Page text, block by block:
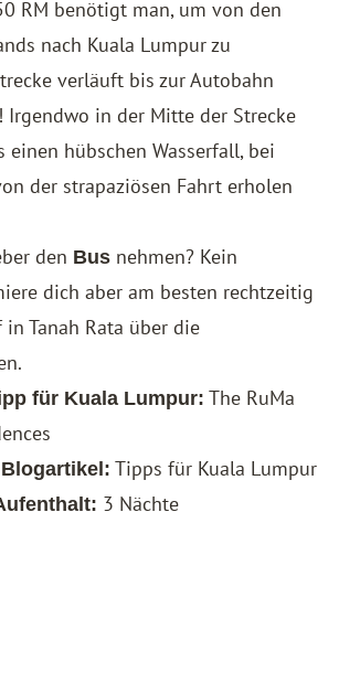
RM benötigt man, um von den
nach Kuala Lumpur zu
verläuft bis zur Autobahn
in der Mitte der Strecke
hübschen Wasserfall, bei
der strapaziösen Fahrt erholen
den Bus nehmen? Kein
dich aber am besten rechtzeitig
Tanah Rata über die
für Kuala Lumpur: The RuMa
Tipps für Kuala Lumpur
3 Nächte